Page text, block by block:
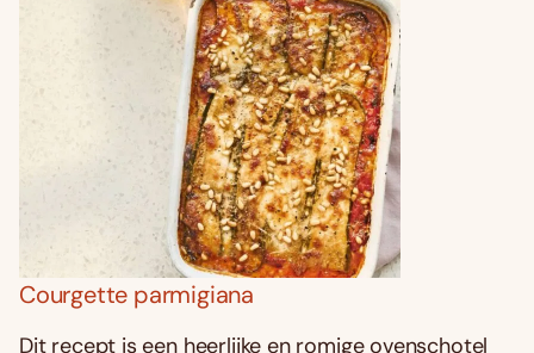
Courgette parmigiana
Dit recept is een heerlijke en romige ovenschotel